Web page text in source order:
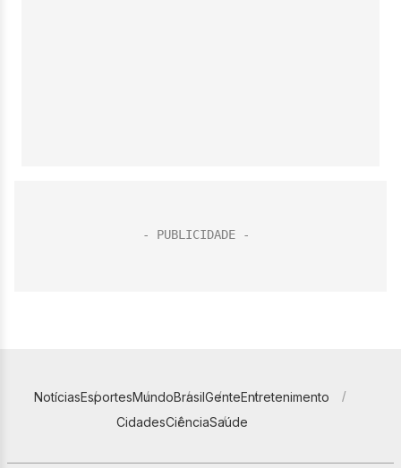
NotíciasEsportesMundoBrasilGenteEntretenimento
CidadesCiênciaSaúde